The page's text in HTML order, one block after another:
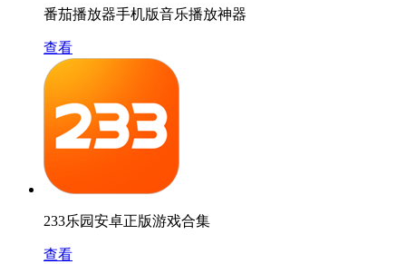
番茄播放器手机版音乐播放神器
查看
233乐园安卓正版游戏合集
查看